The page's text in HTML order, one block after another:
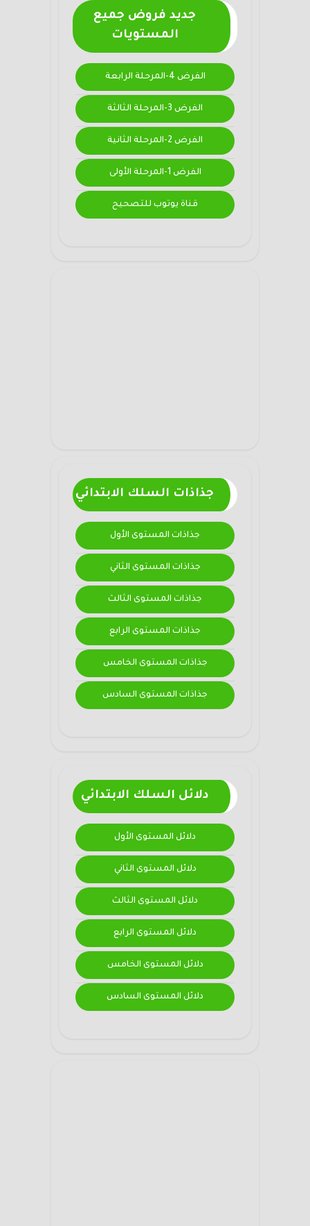
جديد فروض جميع
المستويات
الفرض 4-المرحلة الرابعة
الفرض 3-المرحلة الثالثة
الفرض 2-المرحلة الثانية
الفرض 1-المرحلة الأولى
قناة يوتوب للتصحيح
جذاذات السلك الابتدائي
جذاذات المستوى الأول
جذاذات المستوى الثاني
جذاذات المستوى الثالث
جذاذات المستوى الرابع
جذاذات المستوى الخامس
جذاذات المستوى السادس
دلائل السلك الابتدائي
دلائل المستوى الأول
دلائل المستوى الثاني
دلائل المستوى الثالث
دلائل المستوى الرابع
دلائل المستوى الخامس
دلائل المستوى السادس